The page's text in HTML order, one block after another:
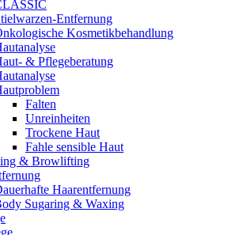
Entfernung
Kosmetikbehandlung
& Pflegeberatung
Falten
Unreinheiten
Trockene Haut
Fahle sensible Haut
& Browlifting
Haarentfernung
Sugaring & Waxing